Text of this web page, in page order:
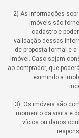
2) As informações
imóveis são
cadastro e
validação dessas
de proposta formal e
imóvel. Caso sejam
ao comprador, que
eximindo a
3) Os imóveis são
momento da visita e
vícios ou danos